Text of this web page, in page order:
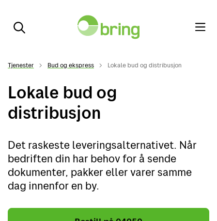
Tjenester Bud og ekspress Lokale bud og distribusjon
Lokale bud og
distribusjon
Det raskeste leveringsalternativet. Når
bedriften din har behov for å sende
dokumenter, pakker eller varer samme
dag innenfor en by.